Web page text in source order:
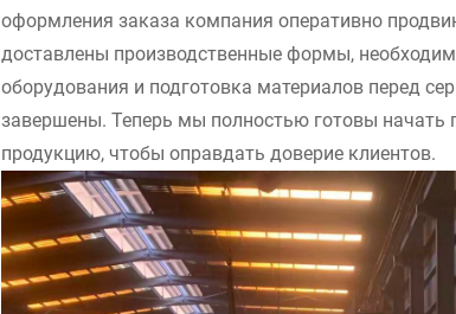
оформления заказа компания оперативно
доставлены производственные формы,
оборудования и подготовка материалов перед
завершены. Теперь мы полностью готовы начать
продукцию, чтобы оправдать доверие клиентов.